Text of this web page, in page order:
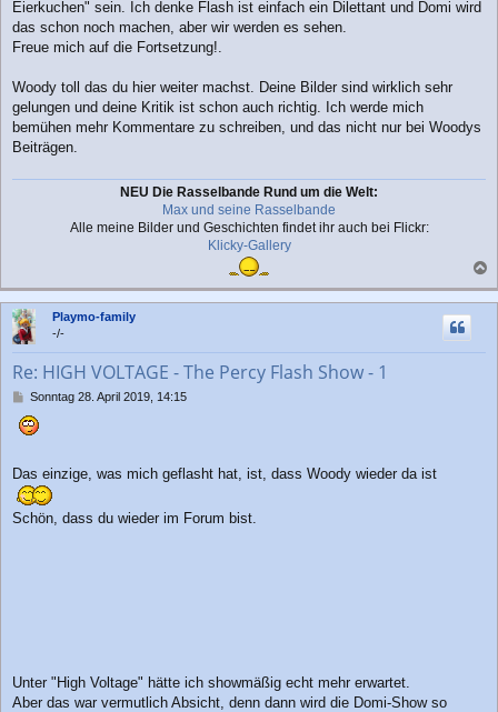
Eierkuchen" sein. Ich denke Flash ist einfach ein Dilettant und Domi wird
das schon noch machen, aber wir werden es sehen.
Freue mich auf die Fortsetzung!.
Woody toll das du hier weiter machst. Deine Bilder sind wirklich sehr
gelungen und deine Kritik ist schon auch richtig. Ich werde mich
bemühen mehr Kommentare zu schreiben, und das nicht nur bei Woodys
Beiträgen.
NEU Die Rasselbande Rund um die Welt:
Max und seine Rasselbande
Alle meine Bilder und Geschichten findet ihr auch bei Flickr:
Klicky-Gallery
a
c
Playmo-family
-/-
Re: HIGH VOLTAGE - The Percy Flash Show - 1
B
i
a
g
Sonntag 28. April 2019, 14:15
Das einzige, was mich geflasht hat, ist, dass Woody wieder da ist
Schön, dass du wieder im Forum bist.
Unter "High Voltage" hätte ich showmäßig echt mehr erwartet.
Aber das war vermutlich Absicht, denn dann wird die Domi-Show so